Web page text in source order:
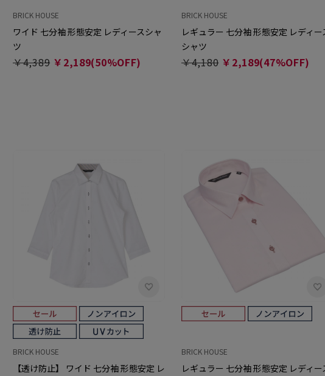
BRICK HOUSE
ワイド 七分袖 形態安定 レディースシャ
ツ
￥4,389 ￥2,189(50%OFF)
BRICK HOUSE
レギュラー 七分袖 形態安定 レディー
シャツ
￥4,180 ￥2,189(47%OFF)
BRICK HOUSE
【透け防止】 ワイド 七分袖 形態安定 レ
BRICK HOUSE
レギュラー 七分袖 形態安定 レディー